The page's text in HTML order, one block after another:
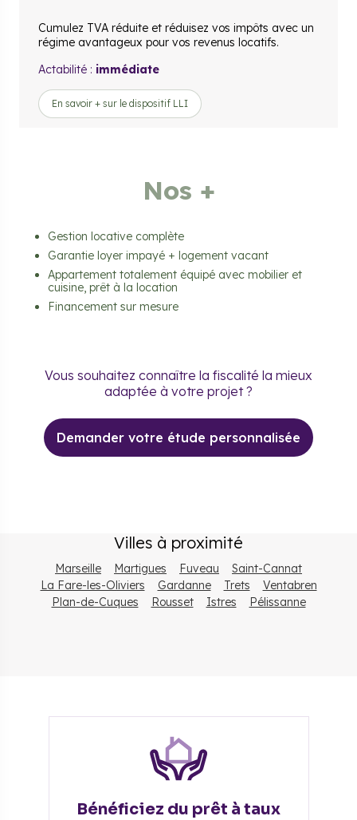
Cumulez TVA réduite et réduisez vos impôts avec un
régime avantageux pour vos revenus locatifs.
Actabilité : immédiate
En savoir + sur le dispositif LLI
Nos +
Gestion locative complète
Garantie loyer impayé + logement vacant
Appartement totalement équipé avec mobilier et
cuisine, prêt à la location
Financement sur mesure
Vous souhaitez connaître la fiscalité la mieux
adaptée à votre projet ?
Demander votre étude personnalisée
Villes à proximité
Marseille Martigues Fuveau
Saint-Cannat
La Fare-les-Oliviers
Gardanne Trets
Ventabren
Plan-de-Cuques
Rousset Istres Pélissanne
Bénéficiez du prêt à taux